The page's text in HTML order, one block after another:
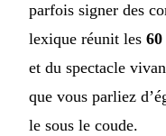
parfois signer des
lexique réunit les 60
et du spectacle
que vous parliez
le sous le coude.